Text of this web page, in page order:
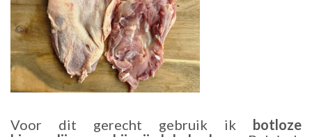
Voor dit gerecht gebruik ik botloze